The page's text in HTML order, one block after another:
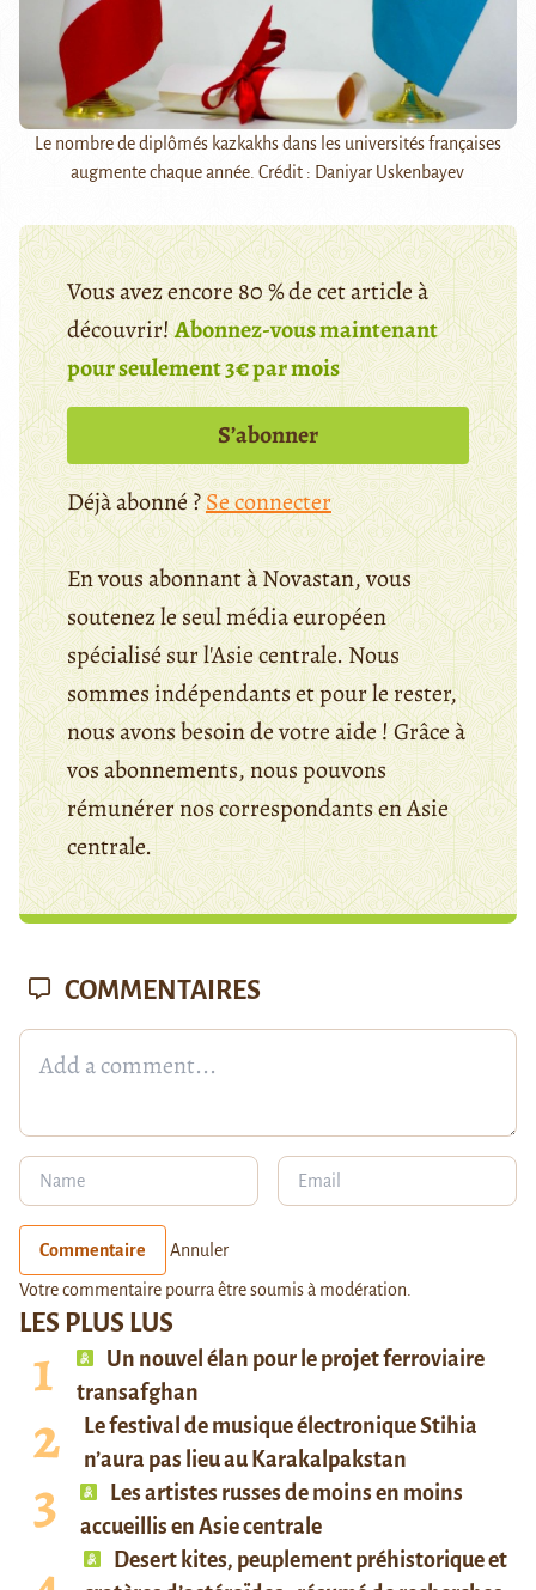
Le nombre de diplômés kazkakhs dans les universités françaises
augmente chaque année. Crédit : Daniyar Uskenbayev
Vous avez encore 80 % de cet article à
découvrir!Abonnez-vous maintenant
pour seulement 3€ par mois
S’abonner
Déjà abonné ?Se connecter
En vous abonnant à Novastan, vous
soutenez le seul média européen
spécialisé sur l'Asie centrale. Nous
sommes indépendants et pour le rester,
nous avons besoin de votre aide ! Grâce à
vos abonnements, nous pouvons
rémunérer nos correspondants en Asie
centrale.
LES PLUS LUS
Un nouvel élan pour le projet ferroviaire
transafghan
Le festival de musique électronique Stihia
n’aura pas lieu au Karakalpakstan
Les artistes russes de moins en moins
accueillis en Asie centrale
Desert kites, peuplement préhistorique et
COMMENTAIRES
Commentaire Annuler
Votre commentaire pourra être soumis à modération.